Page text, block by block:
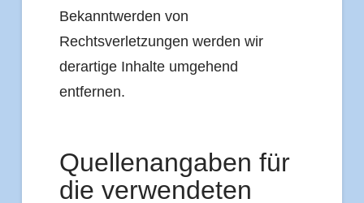
Bekanntwerden von
Rechtsverletzungen werden wir
derartige Inhalte umgehend
entfernen.
Quellenangaben für
die verwendeten